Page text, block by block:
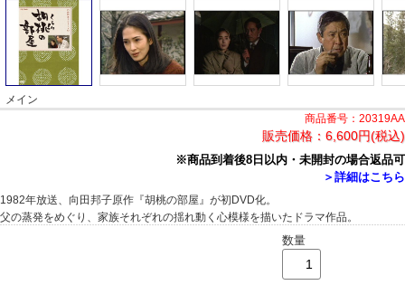
メイン
商品番号：20319AA
販売価格： 6,600円(税込)
※商品到着後8日以内・未開封の場合返品可
＞詳細はこちら
1982年放送、向田邦子原作『胡桃の部屋』が初DVD化。
父の蒸発をめぐり、家族それぞれの揺れ動く心模様を描いたドラマ作品。
数量